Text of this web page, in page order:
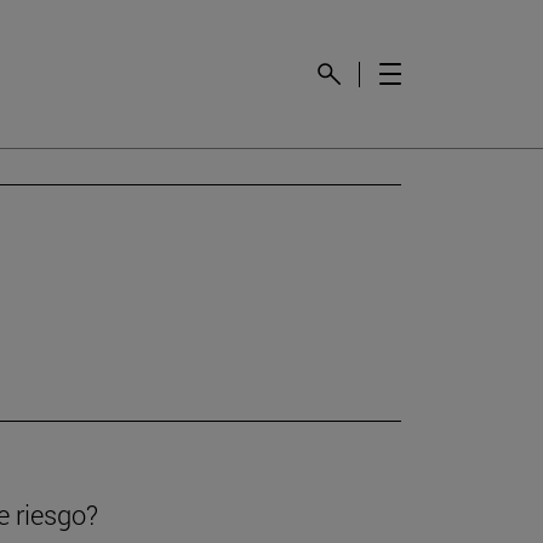
riesgo?